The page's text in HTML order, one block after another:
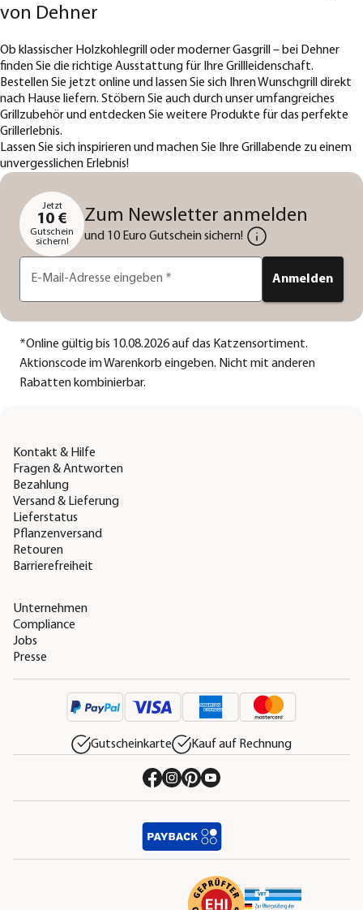
von Dehner
Ob klassischer Holzkohlegrill oder moderner Gasgrill – bei Dehner
finden Sie die richtige Ausstattung für Ihre Grillleidenschaft.
Bestellen Sie jetzt online und lassen Sie sich Ihren Wunschgrill direkt
nach Hause liefern. Stöbern Sie auch durch unser umfangreiches
Grillzubehör und entdecken Sie weitere Produkte für das perfekte
Grillerlebnis.
Lassen Sie sich inspirieren und machen Sie Ihre Grillabende zu einem
unvergesslichen Erlebnis!
Jetzt
10 €
Gutschein
sichern!
Zum Newsletter anmelden
und 10 Euro Gutschein sichern!
E-Mail-Adresse eingeben * Anmelden
*Online gültig bis 10.08.2026 auf das Katzensortiment.
Aktionscode im Warenkorb eingeben. Nicht mit anderen
Rabatten kombinierbar.
Kontakt & Hilfe
Fragen & Antworten
Bezahlung
Versand & Lieferung
Lieferstatus
Pflanzenversand
Retouren
Barrierefreiheit
Unternehmen
Compliance
Jobs
Presse
Gutscheinkarte Kauf auf Rechnung